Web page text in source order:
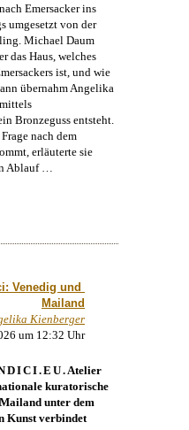
Emersacker ins
umgesetzt von der
Michael Daum
das Haus, welches
ist, und wie
übernahmAngelika
Bronzeguss entsteht.
nach dem
erläuterte sie
Ablauf …
Venedig und
Mailand
Kienberger
um 12:32 Uhr
. Atelier
kuratorische
unter dem
Kunst verbindet